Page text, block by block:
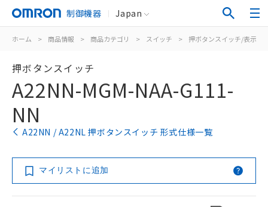
制御機器 Japan
ホーム > 商品情報 > 商品カテゴリ > スイッチ > 押ボタンスイッチ/表示灯
押ボタンスイッチ
A22NN-MGM-NAA-G111-
NN
A22NN / A22NL 押ボタンスイッチ 形式仕様一覧
マイリストに追加